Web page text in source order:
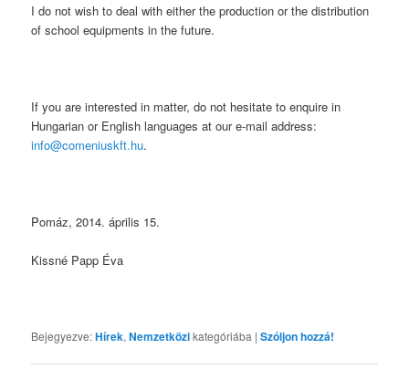
I do not wish to deal with either the production or the distribution
of school equipments in the future.
If you are interested in matter, do not hesitate to enquire in
Hungarian or English languages at our e-mail address:
info@comeniuskft.hu.
Pomáz, 2014. április 15.
Kissné Papp Éva
Bejegyezve:Hírek,Nemzetközikategóriába |Szóljon hozzá!